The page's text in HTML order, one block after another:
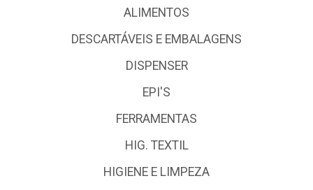
ALIMENTOS
DESCARTÁVEIS E EMBALAGENS
DISPENSER
EPI'S
FERRAMENTAS
HIG. TEXTIL
HIGIENE E LIMPEZA